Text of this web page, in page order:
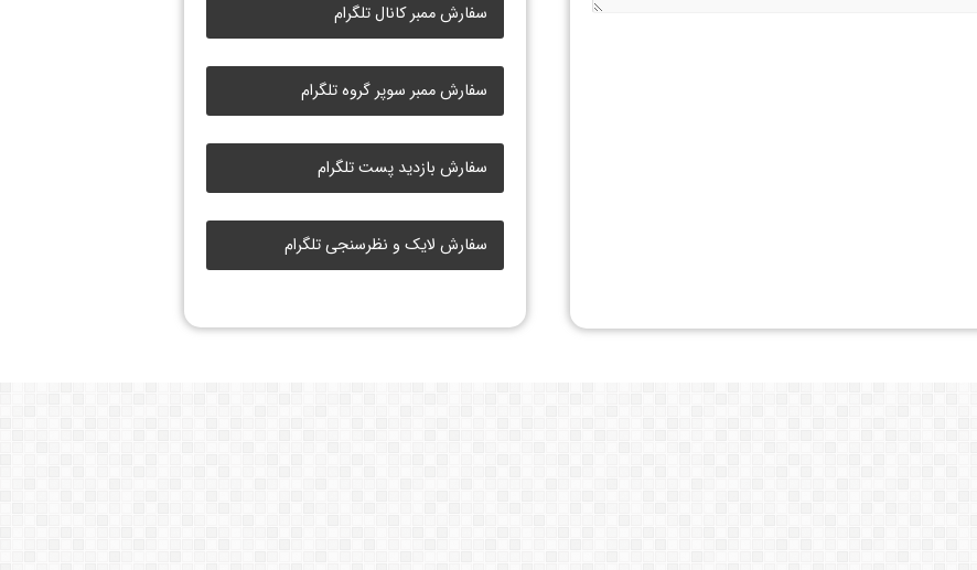
سفارش ممبر کانال تلگرام
سفارش ممبر سوپر گروه تلگرام
سفارش بازدید پست تلگرام
سفارش لایک و نظرسنجی تلگرام